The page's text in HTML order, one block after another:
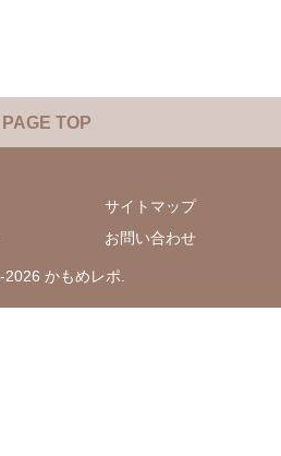
PAGE TOP
サイトマップ
お問い合わせ
かもめレポ.